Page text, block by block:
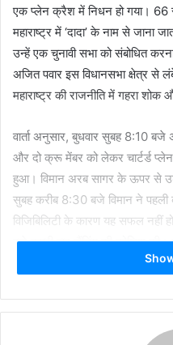
एक प्लेन क्रैश में निधन हो गया। 66
महाराष्ट्र में ‘दादा’ के नाम से जाना
उन्हें एक चुनावी सभा को संबोधित
अजित पवार इस विधानसभा क्षेत्र
महाराष्ट्र की राजनीति में गहरा
वार्ता अनुसार, बुधवार सुबह 8:10
और दो क्रू मेंबर को लेकर चार्टर्ड
हुआ। विमान अरब सागर के ऊपर से
सुबह करीब 8:30 बजे विमान ने पहली
विजिबिलिटी के कारण यह सफल नहीं
बजे दूसरी बार लैंडिंग की कोशिश की।
और थोड़ी देर बाद यह खबर आई कि